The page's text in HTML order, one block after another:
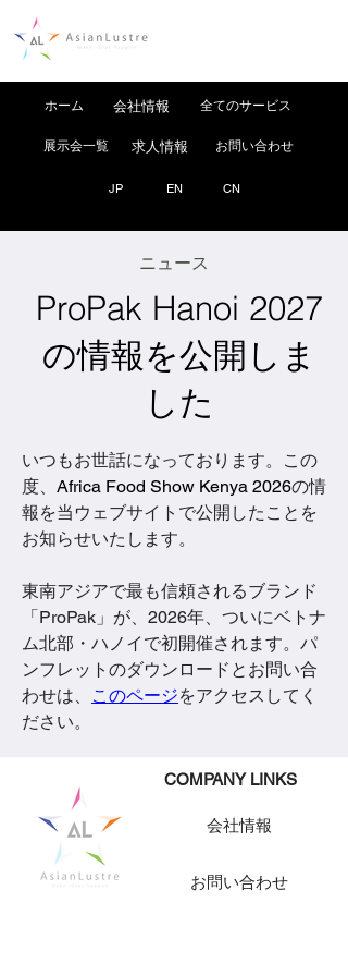
ホーム 会社情報
展示会一覧 求人情報
JP EN
全てのサービス
お問い合わせ
CN
ニュース
ProPak Hanoi 2027
の情報を公開しま
した
いつもお世話になっております。この
度、 Africa Food Show Kenya 2026の情
報を当ウェブサイトで公開したことを
お知らせいたします。
東南アジアで最も信頼されるブランド
「ProPak」が、2026年、ついにベトナ
ム北部・ハノイで初開催されます。パ
ンフレットのダウンロードとお問い合
わせは、
このページをアクセスしてく
ださい。
​COMPANY LINKS
会社情報
お問い合わせ